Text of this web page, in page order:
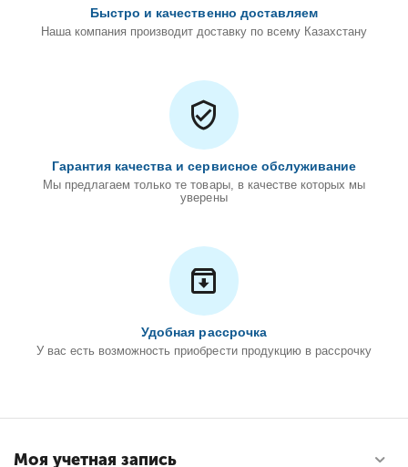
Быстро и качественно доставляем
Наша компания производит доставку по всему Казахстану
Гарантия качества и сервисное обслуживание
Мы предлагаем только те товары, в качестве которых мы
уверены
Удобная рассрочка
У вас есть возможность приобрести продукцию в рассрочку
Моя учетная запись